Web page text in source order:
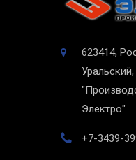
623414,
Электро"
+7-3439-